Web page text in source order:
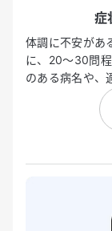
症
体調に不安があ
に、20〜30問
のある病名や、